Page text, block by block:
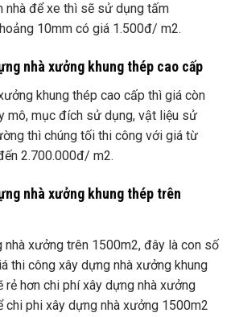
nhà để xe thì sẽ sử dụng tấm
10mm có giá 1.500đ/ m2.
nhà xưởng khung thép cao cấp
khung thép cao cấp thì giá còn
mô, mục đích sử dụng, vật liệu sử
thì chúng tối thi công với giá từ
2.700.000đ/ m2.
nhà xưởng khung thép trên
nhà xưởng trên 1500m2, đây là con số
thi công xây dựng nhà xưởng khung
hơn chi phí xây dựng nhà xưởng
chi phi xây dựng nhà xưởng 1500m2